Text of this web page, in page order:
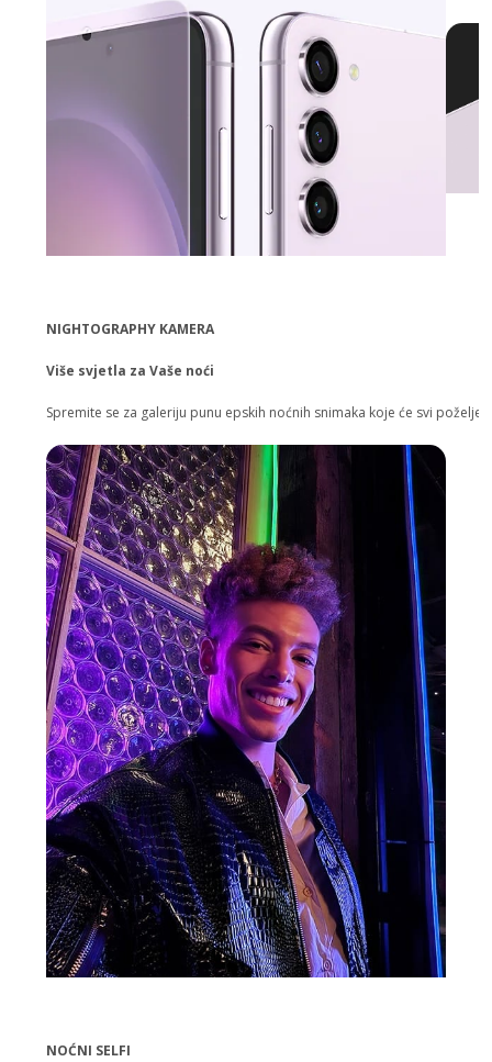
NIGHTOGRAPHY KAMERA
Više svjetla za Vaše noći
Spremite se za galeriju punu epskih noćnih snimaka koje će svi
NOĆNI SELFI